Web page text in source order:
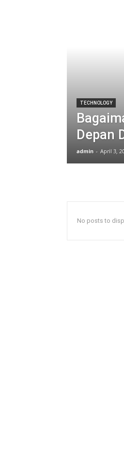
TECHNOLOGY
Depan
admin - April 3,
No posts to